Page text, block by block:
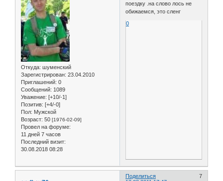
Откуда: шуменский
Зарегистрирован: 23.04.2010
Приглашений: 0
Сообщений: 1089
Уважение: [+10/-1]
Позитив: [+4/-0]
Пол: Мужской
Возраст: 50 [1976-02-09]
Провел на форуме:
11 дней 7 часов
Последний визит:
30.08.2018 08:28
поездку .на слово лось не
обижаемся, это сленг
0
Поделиться
7